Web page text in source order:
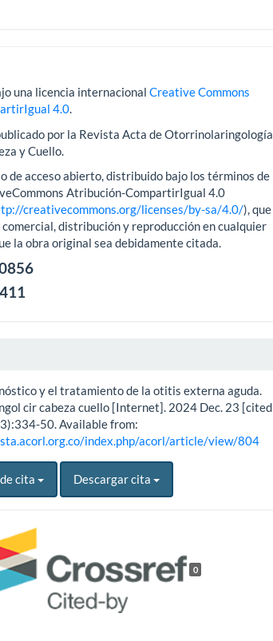
una licencia internacionalCreative Commons
4.0.
por la Revista Acta de Otorrinolaringología
y Cuello.
de acceso abierto, distribuido bajo los términos de
Atribución-CompartirIgual 4.0
creativecommons.org/licenses/by-sa/4.0/), que
distribución y reproducción en cualquier
la obra original sea debidamente citada.
y el tratamiento de la otitis externa aguda.
cir cabeza cuello [Internet]. 2024 Dec. 23 [cited
50. Available from:
index.php/acorl/article/view/804
cita Descargar cita
0